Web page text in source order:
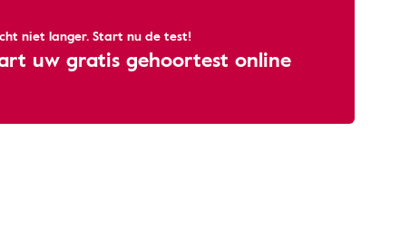
niet langer. Start nu de test!
uw gratis gehoortest online